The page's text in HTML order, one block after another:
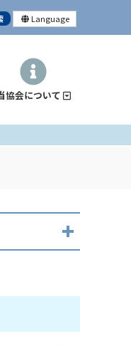
Language
協会について